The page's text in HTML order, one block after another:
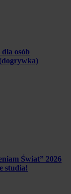
osób
Świat” 2026
studia!